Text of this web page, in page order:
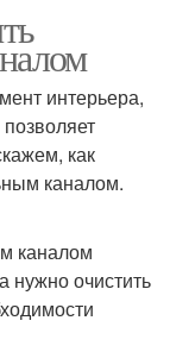
интерьера,
как
каналом.
каналом
нужно очистить